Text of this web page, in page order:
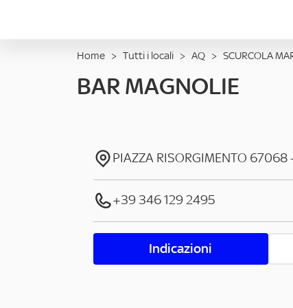
Home > Tutti i locali > AQ > SCURCOLA
BAR MAGNOLIE
PIAZZA RISORGIMENTO 67068
+39 346 129 2495
Indicazioni